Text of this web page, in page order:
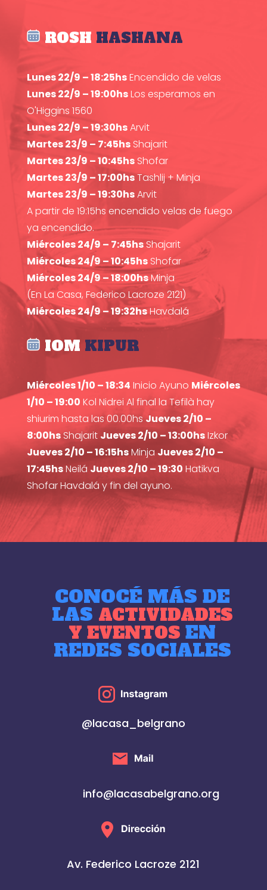
ROSH HASHANA
Lunes 22/9 – 18:25hsEncendido de velas
Lunes 22/9 – 19:00hsLos esperamos en
O'Higgins 1560
Lunes 22/9 – 19:30hsArvit
Martes 23/9 – 7:45hsShajarit
Martes 23/9 – 10:45hsShofar
Martes 23/9 – 17:00hsTashlij + Minja
Martes 23/9 – 19:30hsArvit
A partir de 19:15hs encendido velas de fuego
ya encendido.
Miércoles 24/9 – 7:45hsShajarit
Miércoles 24/9 – 10:45hsShofar
Miércoles 24/9 – 18:00hsMinja
(En La Casa, Federico Lacroze 2121)
Miércoles 24/9 – 19:32hsHavdalá
IOM KIPUR
Miércoles 1/10 – 18:34 Inicio Ayuno Miércoles
1/10 – 19:00 Kol Nidrei Al final la Tefilà hay
shiurim hasta las 00.00hsJueves 2/10 –
8:00hsShajarit Jueves 2/10 – 13:00hsIzkor
Jueves 2/10 – 16:15hsMinja Jueves 2/10 –
17:45hsNeilá Jueves 2/10 – 19:30 Hatikva
Shofar Havdalá y fin del ayuno.
CONOCÉ MÁS DE
LAS ACTIVIDADES
Y EVENTOSEN
REDES SOCIALES
@lacasa_belgrano
info@lacasabelgrano.org
Av. Federico Lacroze 2121